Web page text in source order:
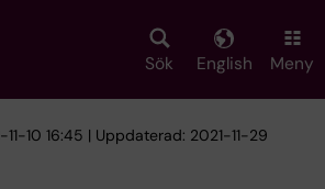
Sök English Meny
10 16:45 | Uppdaterad: 2021-11-29